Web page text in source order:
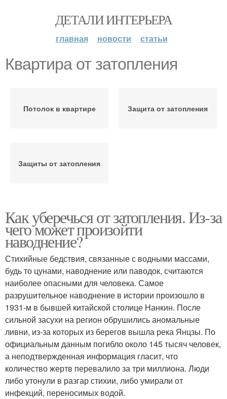
ДЕТАЛИ ИНТЕРЬЕРА
главная новости статьи
Квартира от затопления
Потолок в квартире Защита от затопления
Защиты от затопления
Как уберечься от затопления. Из-за
чего может произойти
наводнение?
Стихийные бедствия, связанные с водными массами,
будь то цунами, наводнение или паводок, считаются
наиболее опасными для человека. Самое
разрушительное наводнение в истории произошло в
1931-м в бывшей китайской столице Нанкин. После
сильной засухи на регион обрушились аномальные
ливни, из-за которых из берегов вышла река Янцзы. По
официальным данным погибло около 145 тысяч человек,
а неподтвержденная информация гласит, что
количество жертв перевалило за три миллиона. Люди
либо утонули в разгар стихии, либо умирали от
инфекций, переносимых водой.